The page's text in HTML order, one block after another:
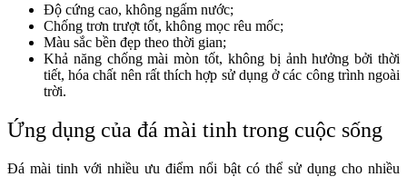
Độ cứng cao, không ngấm nước;
Chống trơn trượt tốt, không mọc rêu mốc;
Màu sắc bền đẹp theo thời gian;
Khả năng chống mài mòn tốt, không bị ảnh hưởng bởi thời
tiết, hóa chất nên rất thích hợp sử dụng ở các công trình ngoài
trời.
Ứng dụng của đá mài tinh trong cuộc sống
Đá mài tinh với nhiều ưu điểm nổi bật có thể sử dụng cho nhiều